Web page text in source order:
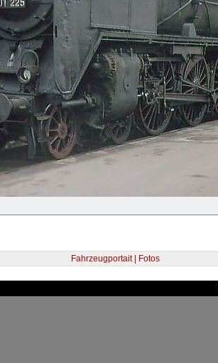
Fahrzeugportait | Fotos